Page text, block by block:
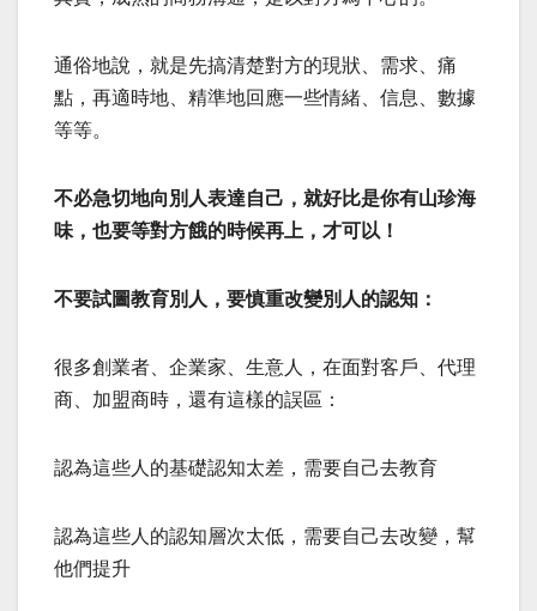
通俗地說，就是先搞清楚對方的現狀、需求、痛
點，再適時地、精準地回應一些情緒、信息、數據
等等。
不必急切地向別人表達自己，就好比是你有山珍海
味，也要等對方餓的時候再上，才可以！
不要試圖教育別人，要慎重改變別人的認知：
很多創業者、企業家、生意人，在面對客戶、代理
商、加盟商時，還有這樣的誤區：
認為這些人的基礎認知太差，需要自己去教育
認為這些人的認知層次太低，需要自己去改變，幫
他們提升